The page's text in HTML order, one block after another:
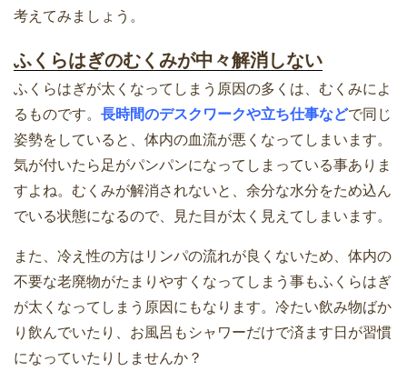
考えてみましょう。
ふくらはぎのむくみが中々解消しない
ふくらはぎが太くなってしまう原因の多くは、むくみによ
るものです。 長時間のデスクワークや立ち仕事などで同じ
姿勢をしていると、体内の血流が悪くなってしまいます。
気が付いたら足がパンパンになってしまっている事ありま
すよね。むくみが解消されないと、余分な水分をため込ん
でいる状態になるので、見た目が太く見えてしまいます。
また、冷え性の方はリンパの流れが良くないため、体内の
不要な老廃物がたまりやすくなってしまう事もふくらはぎ
が太くなってしまう原因にもなります。冷たい飲み物ばか
り飲んでいたり、お風呂もシャワーだけで済ます日が習慣
になっていたりしませんか？